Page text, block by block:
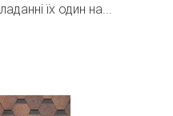
їх один на...